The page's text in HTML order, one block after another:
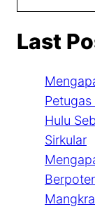
Last
Hulu
Sirkular